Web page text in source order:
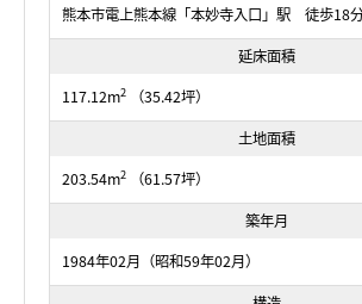
熊本市電上熊本線「本妙寺入口」駅 徒歩18
延床面積
117.12m2
（35.42坪）
土地面積
203.54m2
（61.57坪）
築年月
1984年02月（昭和59年02月）